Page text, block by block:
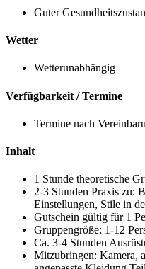
Guter
Wetter
Wetterunabhängig
Verfügbarkeit / Termine
Termine nach
Inhalt
1 Stunde theoretische
2-3 Stunden Praxis zu:
Einstellungen, Stile in
Gutschein gültig für 1
Gruppengröße: 1-12
Ca. 3-4 Stunden
Mitzubringen: Kamera,